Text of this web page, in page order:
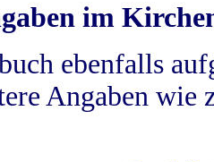
im
ebenfalls
Angaben wie